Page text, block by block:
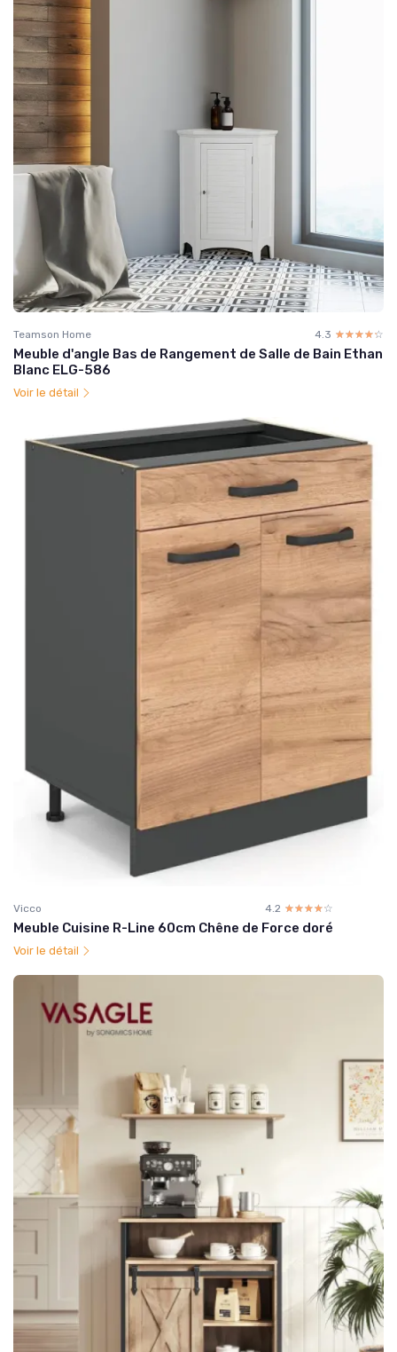
Teamson Home 4.3 ☆☆☆☆☆
★★★★★
Meuble d'angle Bas de Rangement de Salle de Bain Ethan
Blanc ELG-586
Voir le détail
Vicco 4.2 ☆☆☆☆☆
★★★★★
Meuble Cuisine R-Line 60cm Chêne de Force doré
Voir le détail